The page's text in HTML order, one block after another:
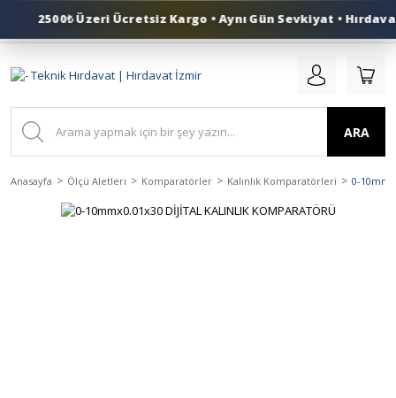
0 (553) 324 41 50
ARA
Anasayfa Ölçü Aletleri Komparatörler Kalınlık Komparatörleri 0-
2500₺ Üzeri Ücretsiz Kargo • Aynı Gün Sevkiyat •